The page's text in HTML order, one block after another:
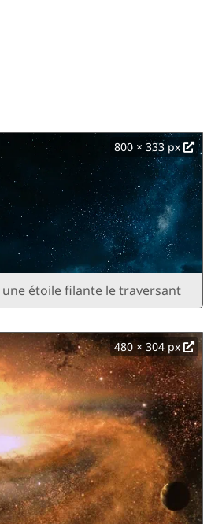
800 × 333 px
étoile filante le traversant
480 × 304 px